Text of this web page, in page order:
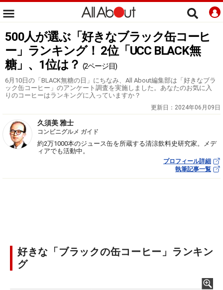
500人が選ぶ「好きなブラック缶コーヒ
ー」ランキング！ 2位「UCC BLACK無
糖」、1位は？ (2ページ目)
6月10日の「BLACK無糖の日」にちなみ、All About編集部は「好きなブラ
ック缶コーヒー」のアンケート調査を実施しました。あなたのお気に入
りのコーヒーはランキングに入っていますか？
更新日： 2024年06月09日
久須美 雅士
コンビニグルメ ガイド
約2万1000本のジュース缶を所蔵する清涼飲料史研究家。メデ
ィアでも活動中。
プロフィール詳細
執筆記事一覧
好きな「ブラックの缶コーヒー」ランキン
グ